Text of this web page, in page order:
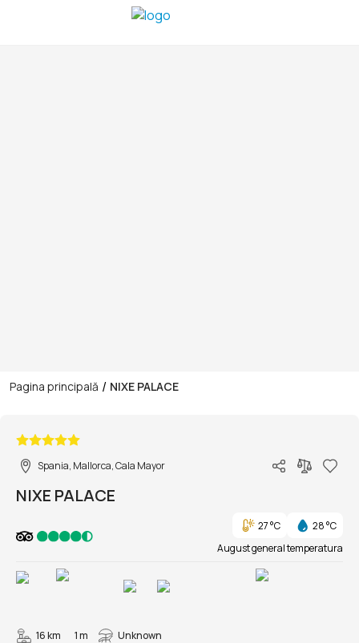
Pagina principală / NIXE PALACE
Spania, Mallorca, Cala Mayor
NIXE PALACE
27 °C
28 °C
August general temperatura
16 km 1 m Unknown